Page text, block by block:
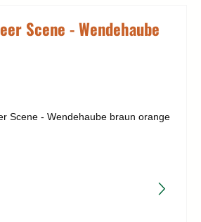
Scene - Wendehaube